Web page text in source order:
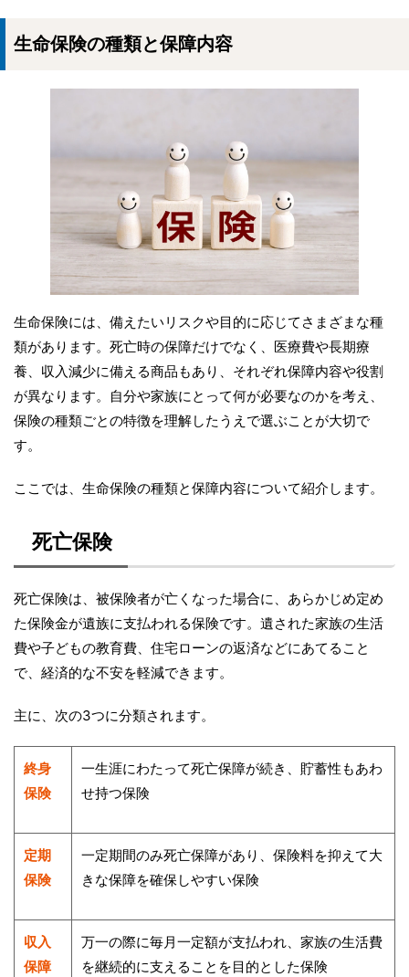
生命保険の種類と保障内容
生命保険には、備えたいリスクや目的に応じてさまざまな種
類があります。死亡時の保障だけでなく、医療費や長期療
養、収入減少に備える商品もあり、それぞれ保障内容や役割
が異なります。自分や家族にとって何が必要なのかを考え、
保険の種類ごとの特徴を理解したうえで選ぶことが大切で
す。
ここでは、生命保険の種類と保障内容について紹介します。
死亡保険
死亡保険は、被保険者が亡くなった場合に、あらかじめ定め
た保険金が遺族に支払われる保険です。遺された家族の生活
費や子どもの教育費、住宅ローンの返済などにあてること
で、経済的な不安を軽減できます。
主に、次の3つに分類されます。
終身
保険
一生涯にわたって死亡保障が続き、貯蓄性もあわ
せ持つ保険
定期
保険
一定期間のみ死亡保障があり、保険料を抑えて大
きな保障を確保しやすい保険
収入
保障
万一の際に毎月一定額が支払われ、家族の生活費
を継続的に支えることを目的とした保険